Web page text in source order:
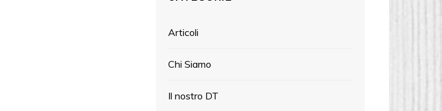
Articoli
Chi Siamo
Il nostro DT